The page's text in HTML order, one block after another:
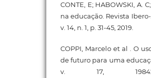
CONTE, E; HABOWSKI, A.
na educação. Revista
v. 14, n. 1, p. 31-45, 2019.
COPPI, Marcelo et al . O
de futuro para uma
v. 17,